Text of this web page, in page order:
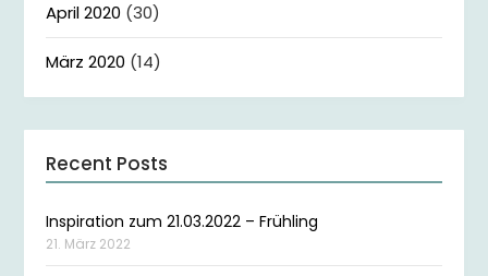
April 2020 (30)
März 2020 (14)
Recent Posts
Inspiration zum 21.03.2022 – Frühling
21. März 2022